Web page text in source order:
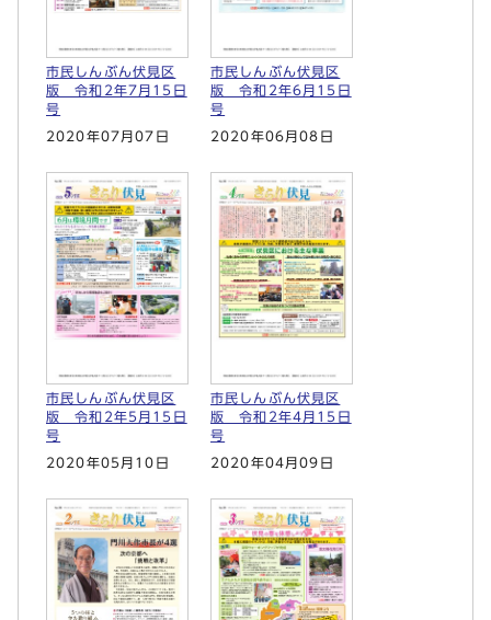
市民しんぶん伏見区
版 令和2年7月15日
号
2020年07月07日
市民しんぶん伏見区
版 令和2年6月15日
号
2020年06月08日
市民しんぶん伏見区
版 令和2年5月15日
号
2020年05月10日
市民しんぶん伏見区
版 令和2年4月15日
号
2020年04月09日